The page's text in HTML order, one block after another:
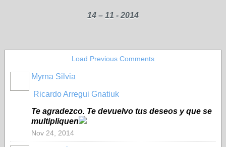
14 – 11 - 2014
Load Previous Comments
Myrna Silvia
Ricardo Arregui Gnatiuk
Te agradezco. Te devuelvo tus deseos y que se
multipliquen
Nov 24, 2014